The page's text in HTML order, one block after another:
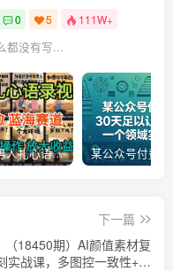
0 5 111W+
都没有写...
AI制作老男人扎心语录，5分钟一条，操作简单，流量非常大，保姆级教程
下一篇
（18450期）AI颜值素材复
实战课，多图控一致性+提